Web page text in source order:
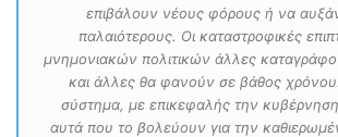
επιβάλουν νέους φόρους ή να
παλαιότερους. Οι καταστροφικές
μνημονιακών πολιτικών άλλες
και άλλες θα φανούν σε βάθος χρόνου.
σύστημα, με επικεφαλής την
αυτά που το βολεύουν για την